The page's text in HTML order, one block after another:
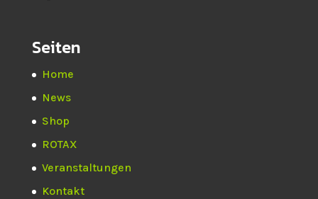
Seiten
Home
News
Shop
ROTAX
Veranstaltungen
Kontakt